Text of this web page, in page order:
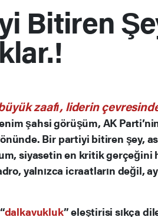
Bitiren
zaafı, liderin
şahsi görüşüm, AK
Bir partiyi bitiren şey,
siyasetin en kritik gerçeğini
yalnızca icraatların değil,
dalkavukluk” eleştirisi sıkça